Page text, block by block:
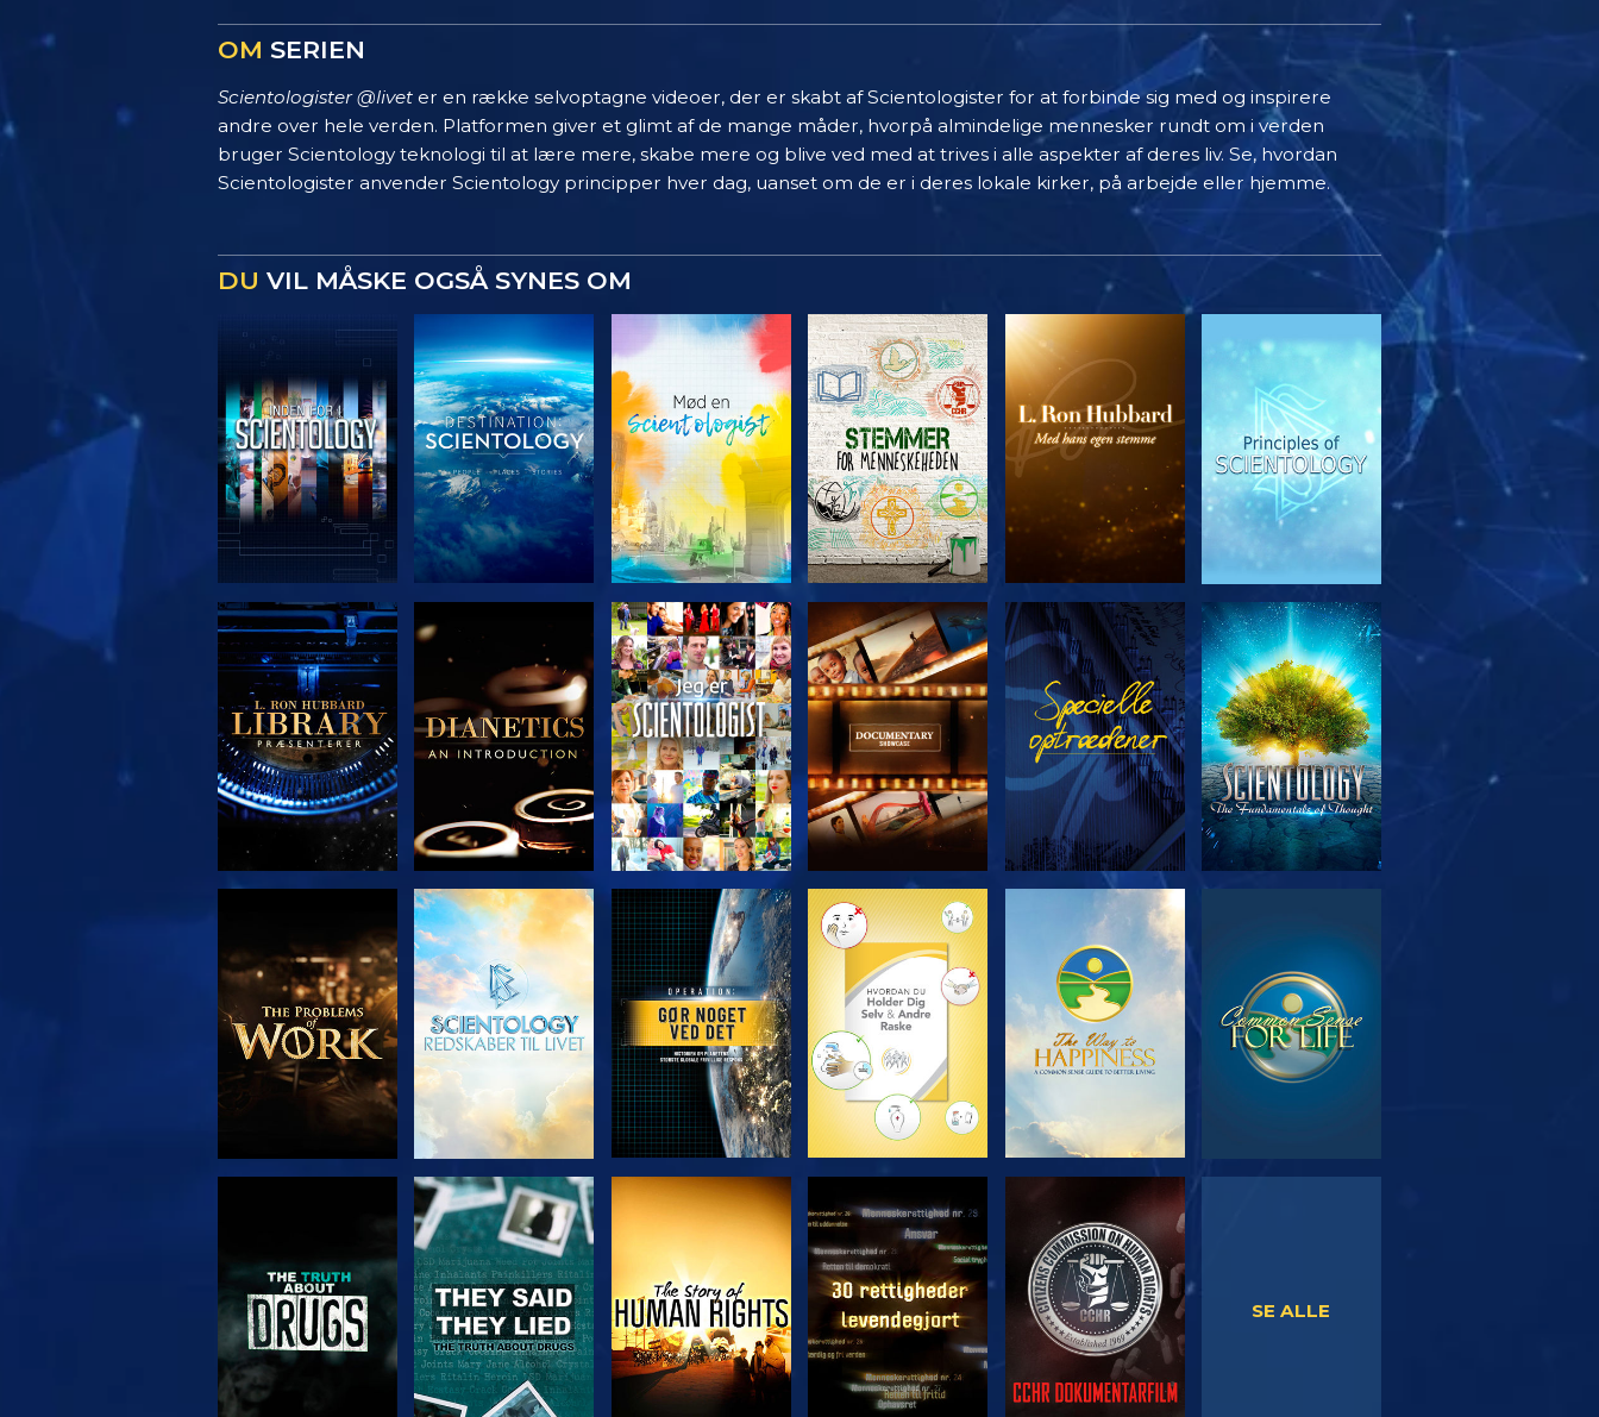
OM SERIEN
Scientologister @livet er en række selvoptagne videoer, der er skabt af Scientologister for at forbinde sig med og inspirere
andre over hele verden. Platformen giver et glimt af de mange måder, hvorpå almindelige mennesker rundt om i verden
bruger Scientology teknologi til at lære mere, skabe mere og blive ved med at trives i alle aspekter af deres liv. Se, hvordan
Scientologister anvender Scientology principper hver dag, uanset om de er i deres lokale kirker, på arbejde eller hjemme.
DU VIL MÅSKE OGSÅ SYNES OM
UDFORSK SERIEN UDFORSK SERIEN UDFORSK SERIEN UDFORSK SERIEN UDFORSK SERIEN SE
UDFORSK SERIEN SE UDFORSK SERIEN UDFORSK SERIEN UDFORSK SERIEN
SE SE SE
SE ALLE